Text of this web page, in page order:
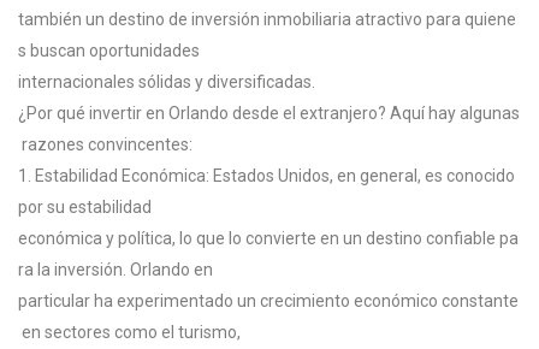
también un destino de inversión inmobiliaria atractivo para quiene
s buscan oportunidades
internacionales sólidas y diversificadas.
¿Por qué invertiren Orlando desde el extranjero? Aquí hay algunas
razones convincentes:
1.
Estabilidad Económica: Estados Unidos, en general, es conocido
porsu estabilidad
económica ypolítica, lo que lo convierte en un destino confiable pa
ra la inversión. Orlando en
particular ha experimentado un crecimiento económico constante
en sectores como el turismo,